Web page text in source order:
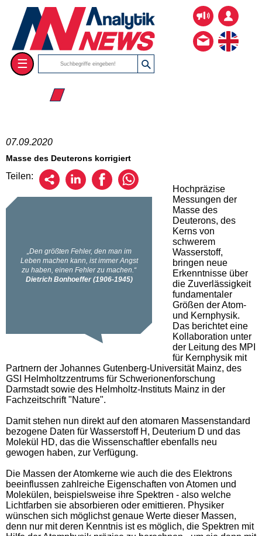
☰
☰ 2020
07.09.2020
Masse des Deuterons korrigiert
Teilen:
Hochpräzise
Messungen der
Masse des
Deuterons, des
Kerns von
schwerem
Wasserstoff,
bringen neue
Erkenntnisse über
die Zuverlässigkeit
fundamentaler
Größen der Atom-
und Kernphysik.
Das berichtet eine
Kollaboration unter
der Leitung des MPI
für Kernphysik mit
Partnern der Johannes Gutenberg-Universität Mainz, des
GSI Helmholtzzentrums für Schwerionenforschung
Darmstadt sowie des Helmholtz-Instituts Mainz in der
Fachzeitschrift "Nature".
Damit stehen nun direkt auf den atomaren Massenstandard
bezogene Daten für Wasserstoff H, Deuterium D und das
Molekül HD, das die Wissenschaftler ebenfalls neu
gewogen haben, zur Verfügung.
Die Massen der Atomkerne wie auch die des Elektrons
beeinflussen zahlreiche Eigenschaften von Atomen und
Molekülen, beispielsweise ihre Spektren - also welche
Lichtfarben sie absorbieren oder emittieren. Physiker
wünschen sich möglichst genaue Werte dieser Massen,
denn nur mit deren Kenntnis ist es möglich, die Spektren mit